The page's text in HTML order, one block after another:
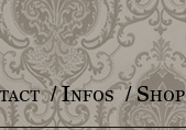
menu
/ Infos / Shop